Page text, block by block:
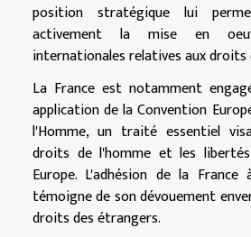
position stratégique lui
activement la mise en
internationales relatives aux droits
La France est notamment
application de la Convention
l'Homme, un traité essentiel
droits de l'homme et les
Europe. L'adhésion de la
témoigne de son dévouement
droits des étrangers.